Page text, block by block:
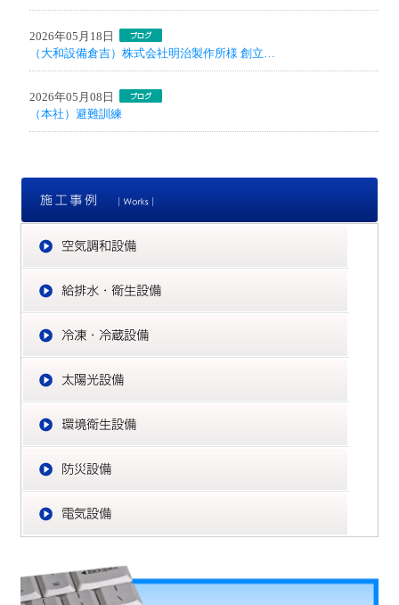
2026年05月18日
（大和設備倉吉）株式会社明治製作所様 創立…
2026年05月08日
（本社）避難訓練